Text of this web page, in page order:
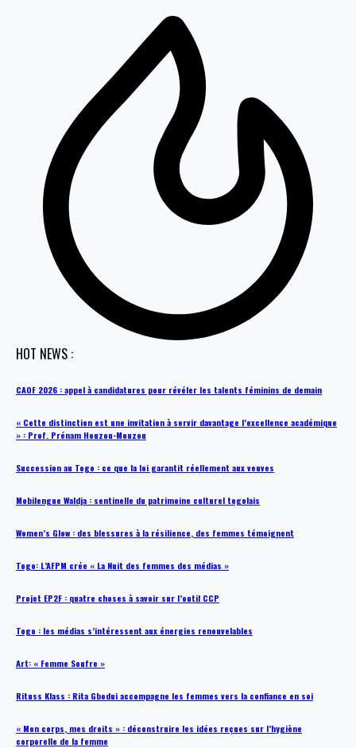
HOT NEWS :
CAOF 2026 : appel à candidatures pour révéler les talents féminins de demain
« Cette distinction est une invitation à servir davantage l’excellence académique
» : Prof. Prénam Houzou-Mouzou
Succession au Togo : ce que la loi garantit réellement aux veuves
Mobilengue Waldja : sentinelle du patrimoine culturel togolais
Women’s Glow : des blessures à la résilience, des femmes témoignent
Togo: L’AFPM crée « La Nuit des femmes des médias »
Projet EP2F : quatre choses à savoir sur l’outil CCP
Togo : les médias s’intéressent aux énergies renouvelables
Art: « Femme Soufre »
Rituss Klass : Rita Gbodui accompagne les femmes vers la confiance en soi
« Mon corps, mes droits » : déconstruire les idées reçues sur l’hygiène
corporelle de la femme